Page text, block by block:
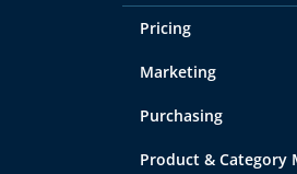
Pricing
Marketing
Purchasing
Product & Category